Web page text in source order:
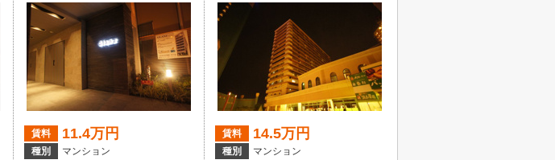
賃料 11.4万円
種別
マンション
賃料 14.5万円
種別
マンション